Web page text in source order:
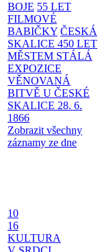
BOJE 55 LET
FILMOVÉ
BABIČKY ČESKÁ
SKALICE 450 LET
MĚSTEM STÁLÁ
EXPOZICE
VĚNOVANÁ
BITVĚ U ČESKÉ
SKALICE 28. 6.
1866
Zobrazit všechny
záznamy ze dne
10
16
KULTURA